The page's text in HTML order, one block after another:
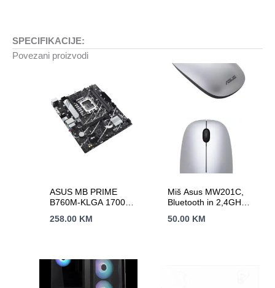
SPECIFIKACIJE:
Povezani proizvodi
ASUS MB PRIME
B760M-KLGA 1700;
M.2,6xUSB1x VGA,
258.00 KM
Miš Asus MW201C,
Bluetooth in 2,4GHz,
50.00 KM